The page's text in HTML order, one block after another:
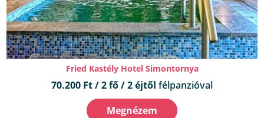
Fried Kastély Hotel Simontornya
70.200 Ft / 2 fő / 2 éjtől félpanzióval
Megnézem